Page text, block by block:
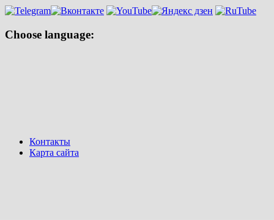
Choose language:
Контакты
Карта сайта